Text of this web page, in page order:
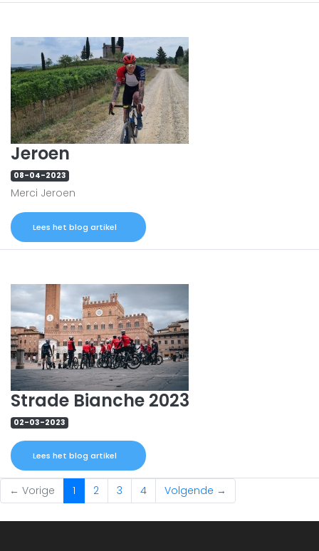
Jeroen
08-04-2023
Merci Jeroen
Lees het blog artikel
Strade Bianche 2023
02-03-2023
Lees het blog artikel
← Vorige 1 (current)
2 3 4 Volgende →